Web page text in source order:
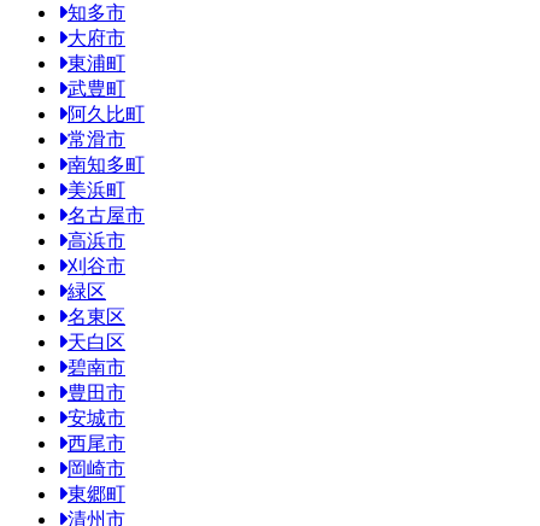
知多市
大府市
東浦町
武豊町
阿久比町
常滑市
南知多町
美浜町
名古屋市
高浜市
刈谷市
緑区
名東区
天白区
碧南市
豊田市
安城市
西尾市
岡崎市
東郷町
清州市